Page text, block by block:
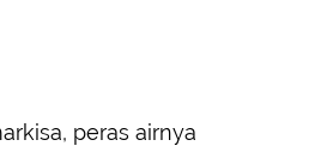
peras airnya